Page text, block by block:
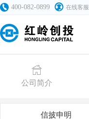
400-082-0899 在线客服
公司简介
信披申明